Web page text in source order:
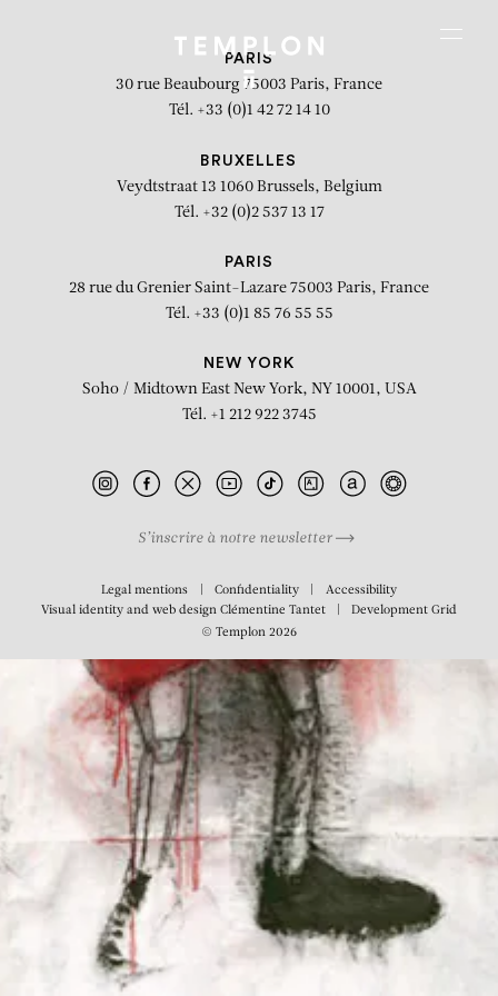
Hot Red Pants
PARIS
30 rue Beaubourg 75003 Paris, France
Tél. +33 (0)1 42 72 14 10
BRUXELLES
Veydtstraat 13 1060 Brussels, Belgium
Tél. +32 (0)2 537 13 17
PARIS
28 rue du Grenier Saint-Lazare 75003 Paris, France
Tél. +33 (0)1 85 76 55 55
NEW YORK
Soho / Midtown East New York, NY 10001, USA
Tél. +1 212 922 3745
S’inscrire à notre newsletter
Legal mentions Confidentiality
Accessibility
Visual identity and web design Clémentine Tantet DevelopmentGrid
© Templon 2026